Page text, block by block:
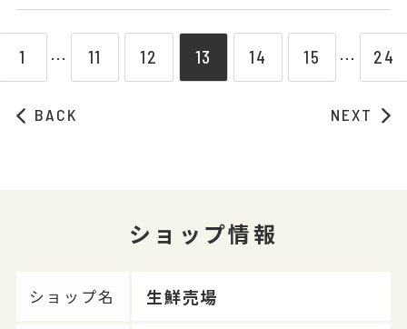
BACK
1 ⋯ 11 12 13 14 15 ⋯ 24
NEXT
ショップ情報
ショップ名 生鮮売場